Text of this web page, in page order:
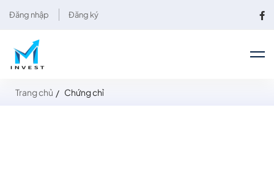
Đăng nhập Đăng ký
Trang chủ Chứng chỉ